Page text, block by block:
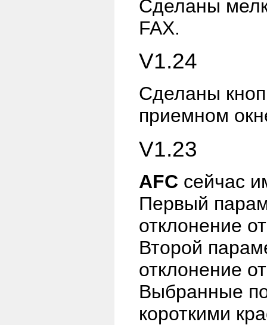
Сделаны
FAX.
V1.24
Сделаны
приемном
V1.23
AFC сейчас
Первый
отклонение
Второй
отклонение
Выбранные
короткими